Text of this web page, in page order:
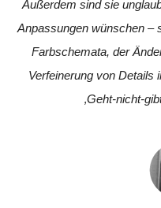
Außerdem sind sie
Anpassungen wünschen –
Farbschemata, der
Verfeinerung von Details
‚Geht-nicht-